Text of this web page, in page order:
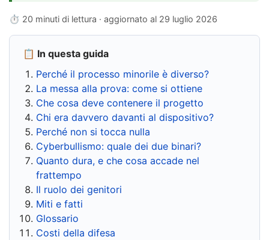
⏱ 20 minuti di lettura · aggiornato al 29 luglio 2026
📋 In questa guida
Perché il processo minorile è diverso?
La messa alla prova: come si ottiene
Che cosa deve contenere il progetto
Chi era davvero davanti al dispositivo?
Perché non si tocca nulla
Cyberbullismo: quale dei due binari?
Quanto dura, e che cosa accade nel
frattempo
Il ruolo dei genitori
Miti e fatti
Glossario
Costi della difesa